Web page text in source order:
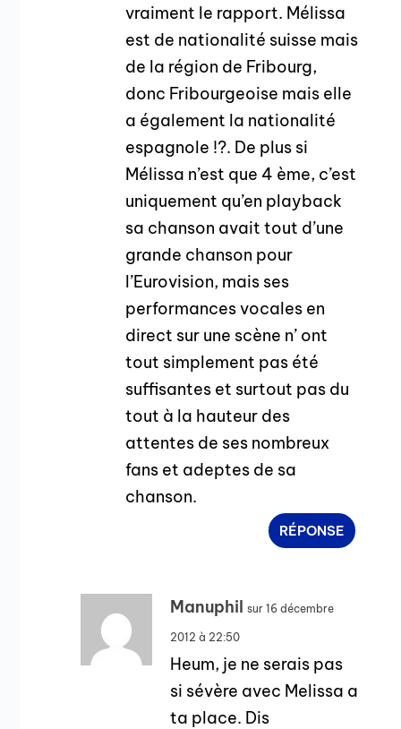
vraiment le rapport. Mélissa
est de nationalité suisse mais
de la région de Fribourg,
donc Fribourgeoise mais elle
a également la nationalité
espagnole !?. De plus si
Mélissa n’est que 4 ème, c’est
uniquement qu’en playback
sa chanson avait tout d’une
grande chanson pour
l’Eurovision, mais ses
performances vocales en
direct sur une scène n’ ont
tout simplement pas été
suffisantes et surtout pas du
tout à la hauteur des
attentes de ses nombreux
fans et adeptes de sa
chanson.
RÉPONSE
Manuphil sur 16 décembre
2012 à 22:50
Heum, je ne serais pas
si sévère avec Melissa a
ta place. Dis